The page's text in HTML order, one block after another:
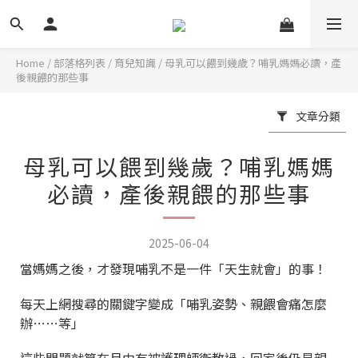
Home / 部落格列表 / 育兒知識 / 母乳可以餵到幾歲？哺乳媽媽必讀，產
後親餵的那些事
文章分類
母乳可以餵到幾歲？哺乳媽媽
必讀，產後親餵的那些事
2025-06-04
當媽媽之後，才發現哺乳不是一件「天生就會」的事！
每天上網搜尋的關鍵字變成「哺乳姿勢、親餵會痛怎麼
辦……等」